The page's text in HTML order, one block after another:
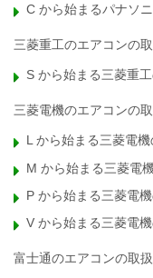
C から始まるパナソ
三菱重工のエアコンの
S から始まる三菱重
三菱電機のエアコンの
L から始まる三菱電
M から始まる三菱電
P から始まる三菱電
V から始まる三菱電
富士通のエアコンの取